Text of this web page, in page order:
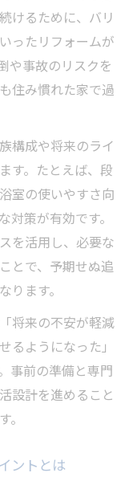
けるために、バリ
ったリフォームが
や事故のリスクを
住み慣れた家で過
構成や将来のライ
す。たとえば、段
室の使いやすさ向
策が有効です。
を活用し、必要な
とで、予期せぬ追
ります。
将来の不安が軽減
るようになった」
事前の準備と専門
設計を進めること
ントとは